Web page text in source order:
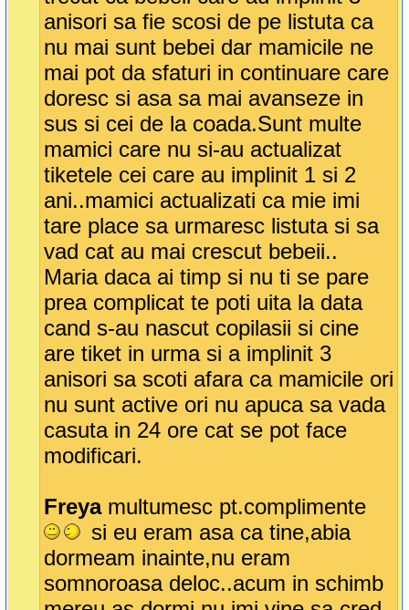
anisori sa fie scosi de pe listuta ca
nu mai sunt bebei dar mamicile ne
mai pot da sfaturi in continuare care
doresc si asa sa mai avanseze in
sus si cei de la coada.Sunt multe
mamici care nu si-au actualizat
tiketele cei care au implinit 1 si 2
ani..mamici actualizati ca mie imi
tare place sa urmaresc listuta si sa
vad cat au mai crescut bebeii..
Maria daca ai timp si nu ti se pare
prea complicat te poti uita la data
cand s-au nascut copilasii si cine
are tiket in urma si a implinit 3
anisori sa scoti afara ca mamicile ori
nu sunt active ori nu apuca sa vada
casuta in 24 ore cat se pot face
modificari.
Freyamultumesc pt.complimente
si eu eram asa ca tine,abia
dormeam inainte,nu eram
somnoroasa deloc..acum in schimb